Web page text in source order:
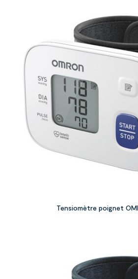
Tensiomètre poignet